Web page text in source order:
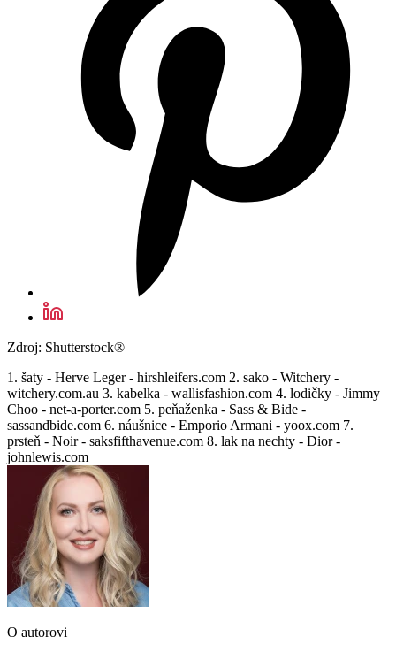
Zdroj: Shutterstock®
1. šaty - Herve Leger - hirshleifers.com 2. sako - Witchery -
witchery.com.au 3. kabelka - wallisfashion.com 4. lodičky - Jimmy
Choo - net-a-porter.com 5. peňaženka - Sass & Bide -
sassandbide.com 6. náušnice - Emporio Armani - yoox.com 7.
prsteň - Noir - saksfifthavenue.com 8. lak na nechty - Dior -
johnlewis.com
O autorovi